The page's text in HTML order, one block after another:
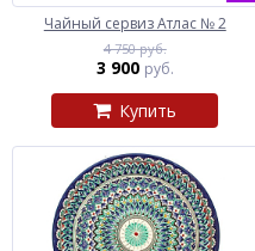
Чайный сервиз Атлас № 2
4 750 руб.
3 900 руб.
Купить